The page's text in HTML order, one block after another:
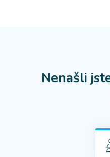
Nenašli